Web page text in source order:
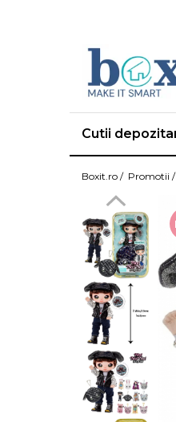
Cutii
Boxit.ro / Promotii /